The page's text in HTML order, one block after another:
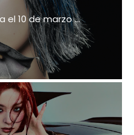
el 10 de marzo ...